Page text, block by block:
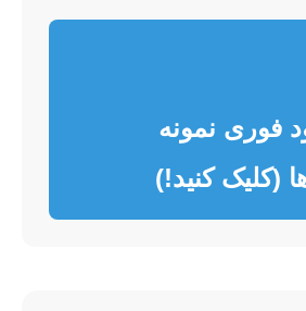
فوری نمونه
(کلیک کنید!)